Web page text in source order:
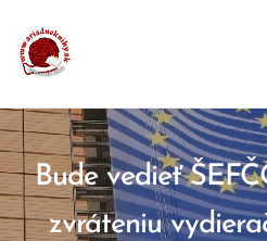
Bude vedieť
zvráteniu